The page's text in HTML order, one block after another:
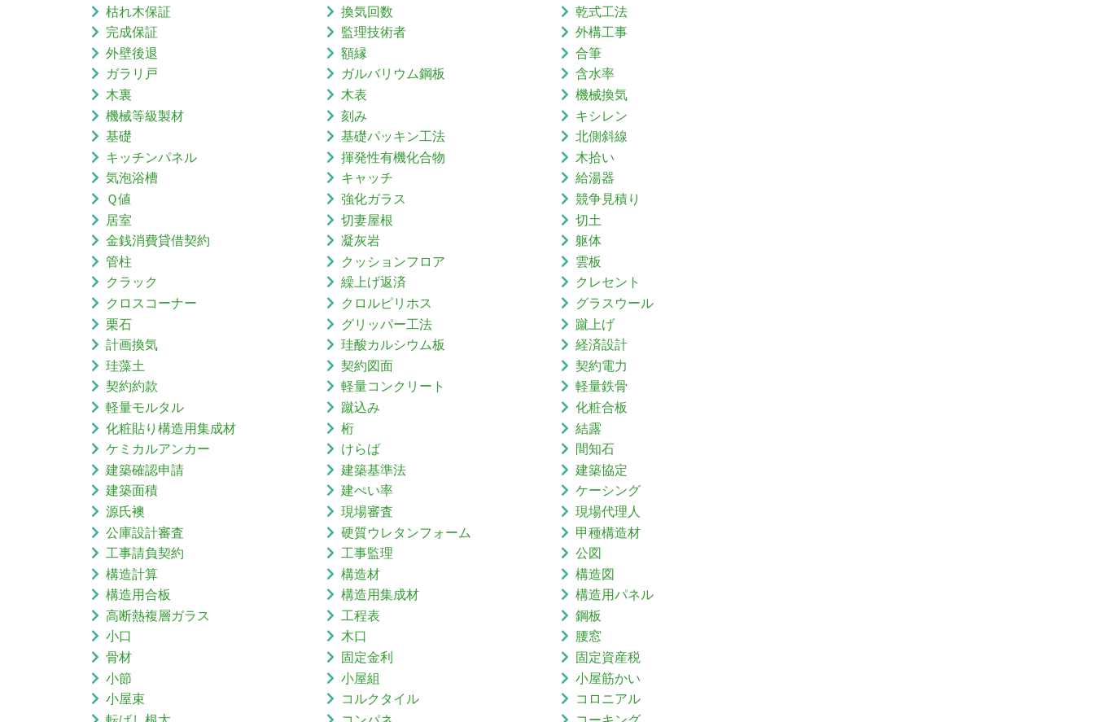
枯れ木保証
換気回数
乾式工法
完成保証
監理技術者
外構工事
外壁後退
額縁
合筆
ガラリ戸
ガルバリウム鋼板
含水率
木裏
木表
機械換気
機械等級製材
刻み
キシレン
基礎
基礎パッキン工法
北側斜線
キッチンパネル
揮発性有機化合物
木拾い
気泡浴槽
キャッチ
給湯器
Ｑ値
強化ガラス
競争見積り
居室
切妻屋根
切土
金銭消費貸借契約
凝灰岩
躯体
管柱
クッションフロア
雲板
クラック
繰上げ返済
クレセント
クロスコーナー
クロルピリホス
グラスウール
栗石
グリッパー工法
蹴上げ
計画換気
珪酸カルシウム板
経済設計
珪藻土
契約図面
契約電力
契約約款
軽量コンクリート
軽量鉄骨
軽量モルタル
蹴込み
化粧合板
化粧貼り構造用集成材
桁
結露
ケミカルアンカー
けらば
間知石
建築確認申請
建築基準法
建築協定
建築面積
建ぺい率
ケーシング
源氏襖
現場審査
現場代理人
公庫設計審査
硬質ウレタンフォーム
甲種構造材
工事請負契約
工事監理
公図
構造計算
構造材
構造図
構造用合板
構造用集成材
構造用パネル
高断熱複層ガラス
工程表
鋼板
小口
木口
腰窓
骨材
固定金利
固定資産税
小節
小屋組
小屋筋かい
小屋束
コルクタイル
コロニアル